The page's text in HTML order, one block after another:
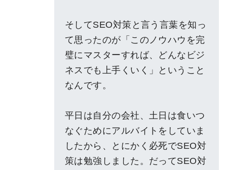
そしてSEO対策と言う言葉を知っ
て思ったのが「このノウハウを完
璧にマスターすれば、どんなビジ
ネスでも上手くいく」ということ
なんです。
平日は自分の会社、土日は食いつ
なぐためにアルバイトをしていま
したから、とにかく必死でSEO対
策は勉強しました。だってSEO対